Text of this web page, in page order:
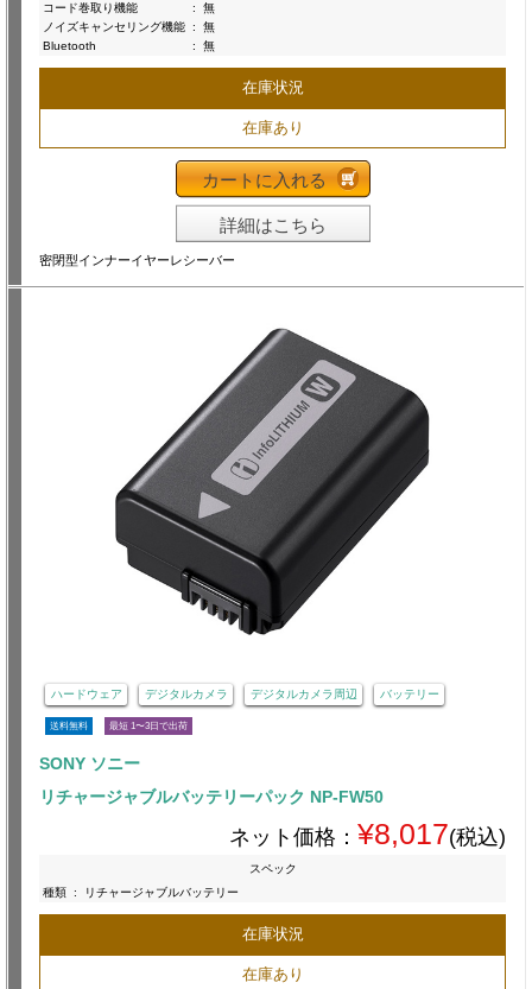
コード巻取り機能
:
無
ノイズキャンセリング機能 :
無
Bluetooth
: 無
在庫状況
在庫あり
カートに入れる
詳細はこちら
密閉型インナーイヤーレシーバー
ハードウェア デジタルカメラ デジタルカメラ周辺 バッテリー
送料無料 最短 1〜3日で出荷
SONY ソニー
リチャージャブルバッテリーパック NP-FW50
ネット価格： ¥8,017(税込)
スペック
種類 : リチャージャブルバッテリー
在庫状況
在庫あり